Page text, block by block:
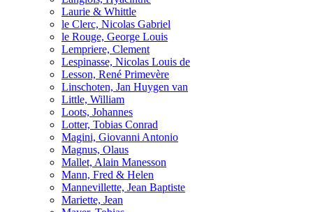
Laurie & Whittle
le Clerc, Nicolas Gabriel
le Rouge, George Louis
Lempriere, Clement
Lespinasse, Nicolas Louis de
Lesson, René Primevère
Linschoten, Jan Huygen van
Little, William
Loots, Johannes
Lotter, Tobias Conrad
Magini, Giovanni Antonio
Magnus, Olaus
Mallet, Alain Manesson
Mann, Fred & Helen
Mannevillette, Jean Baptiste
Mariette, Jean